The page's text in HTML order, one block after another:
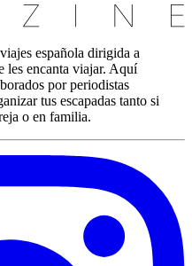
española dirigida a
les encanta viajar. Aquí
por periodistas
tus escapadas tanto si
o en familia.